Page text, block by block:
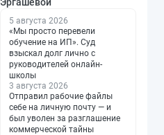
5 августа 2026
«Мы просто перевели
обучение на ИП». Суд
взыскал долг лично с
руководителей онлайн-
школы
3 августа 2026
Отправил рабочие файлы
себе на личную почту — и
был уволен за разглашение
коммерческой тайны